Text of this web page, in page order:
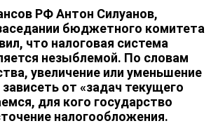
РФ Антон Силуанов,
бюджетного комитета
что налоговая система
незыблемой. По словам
увеличение или уменьшение
от «задач текущего
для кого государство
налогообложения.